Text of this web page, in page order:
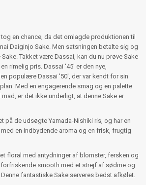
en chance, da det omlagde produktionen til
Daiginjo Sake. Men satsningen betalte sig og
Takket være Dassai, kan du nu prøve Sake
rimelig pris. Dassai '45' er den nye,
populære Dassai '50', der var kendt for sin
Med en engagerende smag og en palette
mad, er det ikke underligt, at denne Sake er
på de udsøgte Yamada-Nishiki ris, og har en
en indbydende aroma og en frisk, frugtig
floral med antydninger af blomster, fersken og
forfriskende smooth med et strejf af sødme og
fantastiske Sake serveres bedst afkølet.